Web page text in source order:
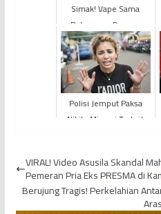
Simak! Vape Sama
Bahayanya Dengan
Rokok
Polisi Jemput Paksa
Nikita Mirzani Terkait
VIRAL! Video Asusila Skandal
Pemeran Pria Eks PRESMA di
Berujung Tragis! Perkelahian